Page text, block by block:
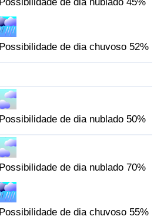
Possibilidade de dia chuvoso 52%
Possibilidade de dia nublado 50%
Possibilidade de dia nublado 70%
Possibilidade de dia chuvoso 55%